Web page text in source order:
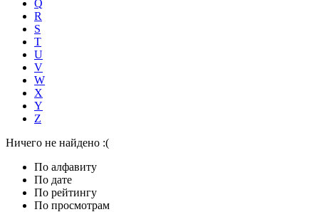
Q
R
S
T
U
V
W
X
Y
Z
Ничего не найдено :(
По алфавиту
По дате
По рейтингу
По просмотрам